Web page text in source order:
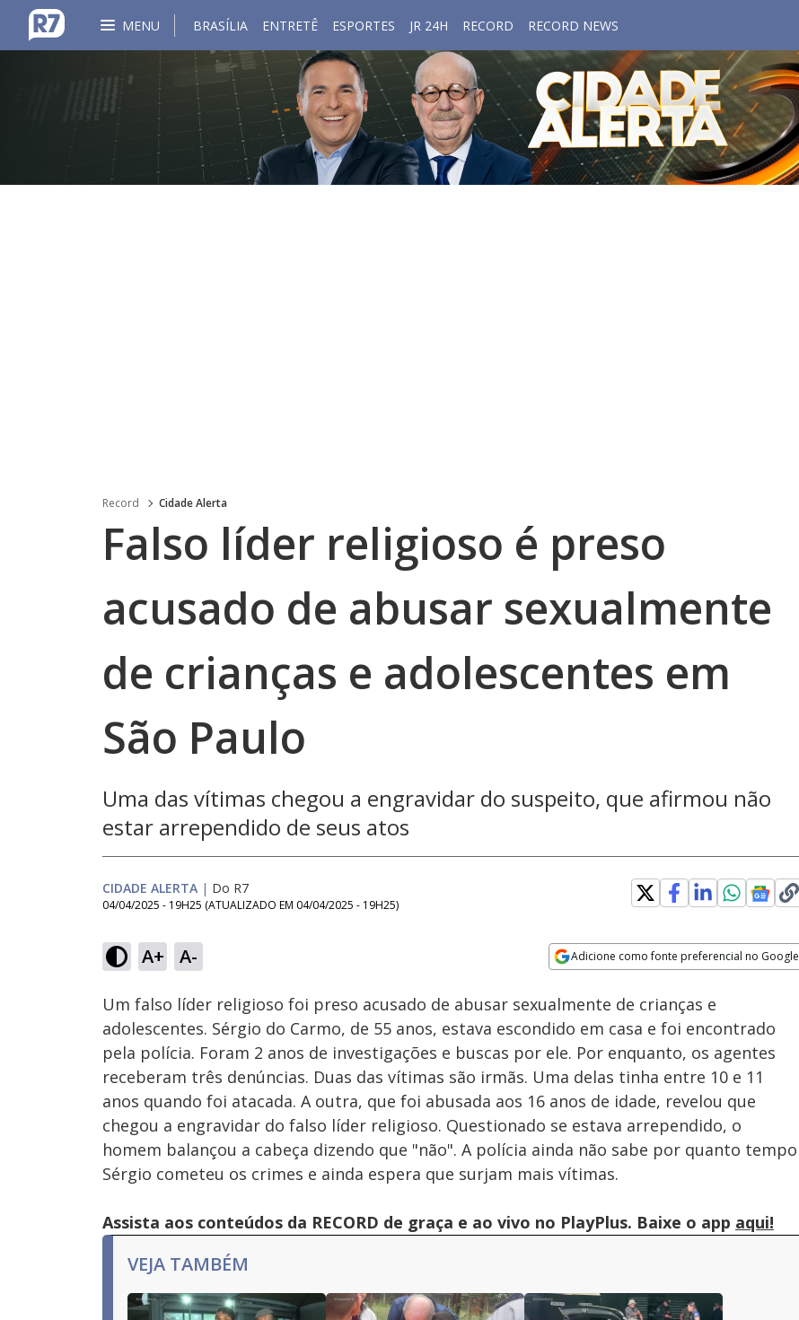
MENU BRASÍLIA ENTRETÊ ESPORTES JR 24H RECORD RECORD NEWS
Record Cidade Alerta
Falso líder religioso é preso
acusado de abusar sexualmente
de crianças e adolescentes em
São Paulo
Uma das vítimas chegou a engravidar do suspeito, que afirmou não
estar arrependido de seus atos
CIDADE ALERTA | Do R7
04/04/2025 - 19H25 (ATUALIZADO EM 04/04/2025 - 19H25)
A+ A- Adicione como fonte preferencial no Google
Ativar
Som
20.93%
Velocidade
Um falso líder religioso foi preso acusado de abusar sexualmente de crianças e
adolescentes. Sérgio do Carmo, de 55 anos, estava escondido em casa e foi encontrado
pela polícia. Foram 2 anos de investigações e buscas por ele. Por enquanto, os agentes
receberam três denúncias. Duas das vítimas são irmãs. Uma delas tinha entre 10 e 11
anos quando foi atacada. A outra, que foi abusada aos 16 anos de idade, revelou que
chegou a engravidar do falso líder religioso. Questionado se estava arrependido, o
homem balançou a cabeça dizendo que "não". A polícia ainda não sabe por quanto tempo
Sérgio cometeu os crimes e ainda espera que surjam mais vítimas.
Assista aos conteúdos da RECORD de graça e ao vivo no PlayPlus. Baixe o app aqui!
VEJA TAMBÉM